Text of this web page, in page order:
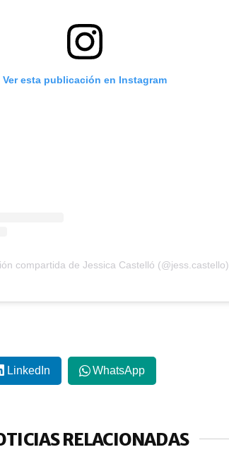
Ver esta publicación en Instagram
compartida de Jessica Castelló (@jess.castello)
LinkedIn WhatsApp
RELACIONADAS